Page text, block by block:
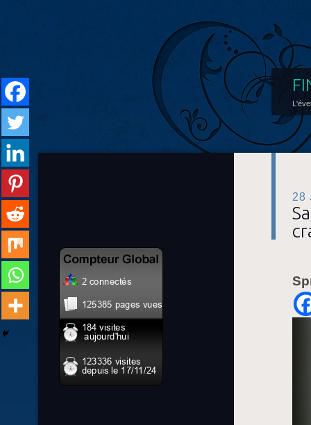
28